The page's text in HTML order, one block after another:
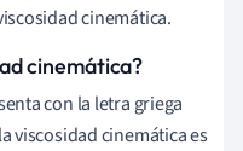
cinemática.
cinemática?
con la letra griega
viscosidad cinemática es